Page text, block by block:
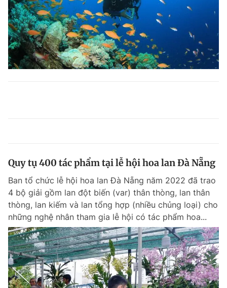
Quy tụ 400 tác phẩm tại lễ hội hoa lan Đà Nẵng
Ban tổ chức lễ hội hoa lan Đà Nẵng năm 2022 đã trao
4 bộ giải gồm lan đột biến (var) thân thòng, lan thân
thòng, lan kiếm và lan tổng hợp (nhiều chủng loại) cho
những nghệ nhân tham gia lễ hội có tác phẩm hoa...